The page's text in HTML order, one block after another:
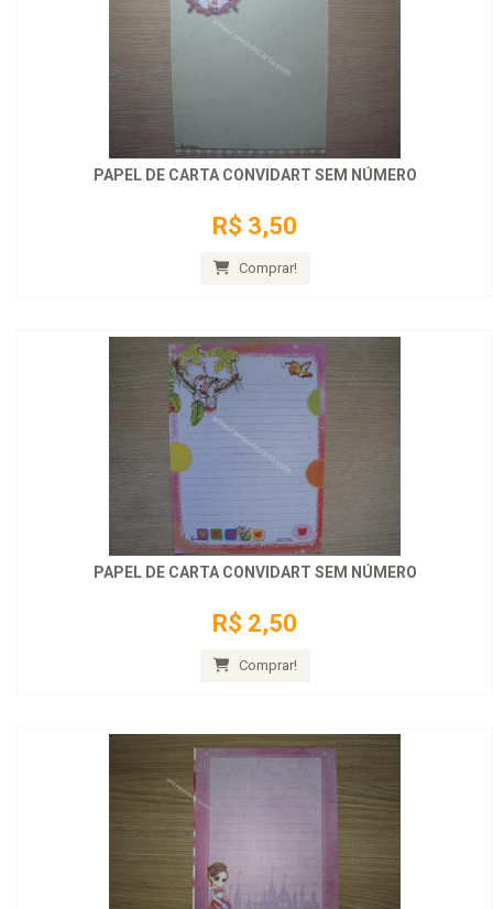
PAPEL DE CARTA CONVIDART SEM NÚMERO
R$ 3,50
Comprar!
PAPEL DE CARTA CONVIDART SEM NÚMERO
R$ 2,50
Comprar!